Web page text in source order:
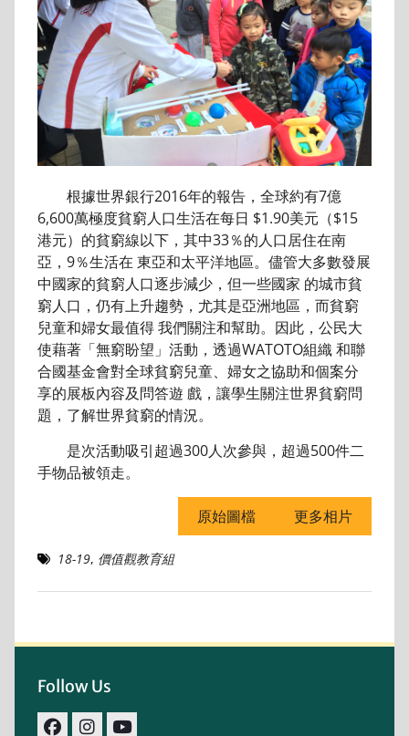
根據世界銀行2016年的報告，全球約有7億
6,600萬極度貧窮人口生活在每日 $1.90美元（$15
港元）的貧窮線以下，其中33％的人口居住在南
亞，9％生活在 東亞和太平洋地區。儘管大多數發展
中國家的貧窮人口逐步減少，但一些國家 的城市貧
窮人口，仍有上升趨勢，尤其是亞洲地區，而貧窮
兒童和婦女最值得 我們關注和幫助。因此，公民大
使藉著「無窮盼望」活動，透過WATOTO組織 和聯
合國基金會對全球貧窮兒童、婦女之協助和個案分
享的展板內容及問答遊 戲，讓學生關注世界貧窮問
題，了解世界貧窮的情況。
是次活動吸引超過300人次參與，超過500件二
手物品被領走。
原始圖檔 更多相片
18-19, 價值觀教育組
Follow Us